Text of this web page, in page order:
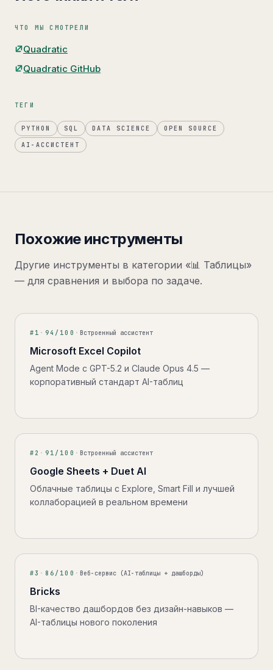
ЧТО МЫ СМОТРЕЛИ
Quadratic
Quadratic GitHub
ТЕГИ
PYTHON SQL DATA SCIENCE OPEN SOURCE
AI-АССИСТЕНТ
Похожие инструменты
Другие инструменты в категории «📊 Таблицы»
— для сравнения и выбора по задаче.
# 1 · 94 /100 · Встроенный ассистент
Microsoft Excel Copilot
Agent Mode с GPT-5.2 и Claude Opus 4.5 —
корпоративный стандарт AI-таблиц
# 2 · 91 /100 · Встроенный ассистент
Google Sheets + Duet AI
Облачные таблицы с Explore, Smart Fill и лучшей
коллаборацией в реальном времени
#3 · 86 /100 · Веб-сервис (AI-таблицы + дашборды)
Bricks
BI-качество дашбордов без дизайн-навыков —
AI-таблицы нового поколения